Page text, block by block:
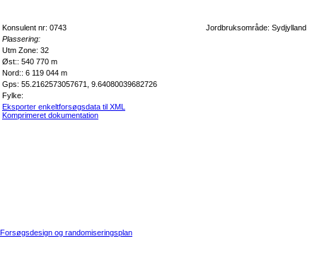
Konsulent nr: 0743
Jordbruksområde: Sydjylland
Plassering:
Utm Zone: 32
Øst:: 540 770 m
Nord:: 6 119 044 m
Gps: 55.2162573057671, 9.64080039682726
Fylke:
Eksporter enkeltforsøgsdata til XML
Komprimeret dokumentation
Forsøgsdesign og randomiseringsplan